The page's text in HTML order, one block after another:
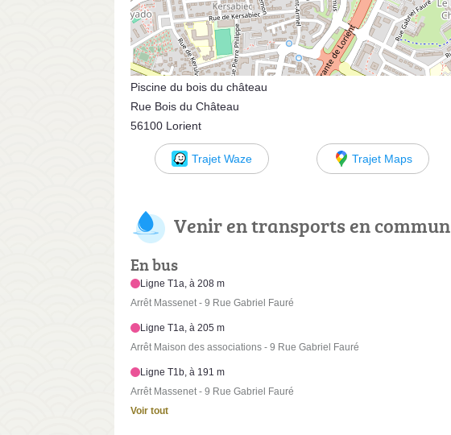
Piscine du bois du château
Rue Bois du Château
56100 Lorient
Trajet Waze Trajet Maps
Venir en transports en commun
En bus
Ligne T1a, à 208 m
Arrêt Massenet - 9 Rue Gabriel Fauré
Ligne T1a, à 205 m
Arrêt Maison des associations - 9 Rue Gabriel Fauré
Ligne T1b, à 191 m
Arrêt Massenet - 9 Rue Gabriel Fauré
Voir tout